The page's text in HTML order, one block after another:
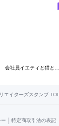
エイターズスタンプ
| 特定商取引法の表記